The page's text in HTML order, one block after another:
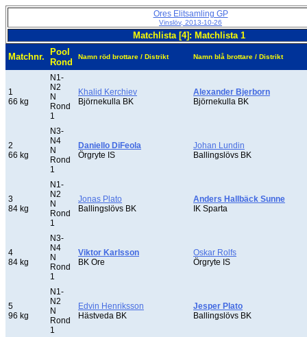
Ores Elitsamling GP
Vinslöv, 2013-10-26
Matchlista [4]: Matchlista 1
Matchnr.
Pool
Rond
Namn röd brottare / Distrikt Namn blå brottare / Distrikt
1
66 kg
N1-
N2
N
Rond
1
Khalid Kerchiev
Björnekulla BK
Alexander Bjerborn
Björnekulla BK
2
66 kg
N3-
N4
N
Rond
1
Daniello DiFeola
Örgryte IS
Johan Lundin
Ballingslövs BK
3
84 kg
N1-
N2
N
Rond
1
Jonas Plato
Ballingslövs BK
Anders Hallbäck Sunne
IK Sparta
4
84 kg
N3-
N4
N
Rond
1
Viktor Karlsson
BK Ore
Oskar Rolfs
Örgryte IS
5
96 kg
N1-
N2
N
Rond
1
Edvin Henriksson
Hästveda BK
Jesper Plato
Ballingslövs BK